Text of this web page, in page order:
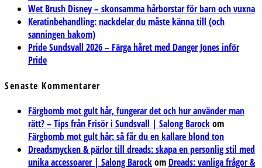
Wet Brush Disney – skonsamma hårborstar för barn och vuxna
Keratinbehandling: nackdelar du måste känna till (och
sanningen bakom)
Pride Sundsvall 2026 – Färga håret med Danger Jones inför
Pride
Senaste Kommentarer
Färgbomb mot gult hår, fungerar det och hur använder man
rätt? – Tips från Frisör i Sundsvall | Salong Barockom
Färgbomb mot gult hår: så får du en kallare blond ton
Dreadsmycken & pärlor till dreads: skapa en personlig stil med
unika accessoarer | Salong Barockom Dreads: vanliga frågor &